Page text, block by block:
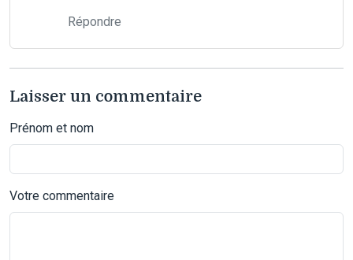
Répondre
Laisser un commentaire
Prénom et nom
Votre commentaire